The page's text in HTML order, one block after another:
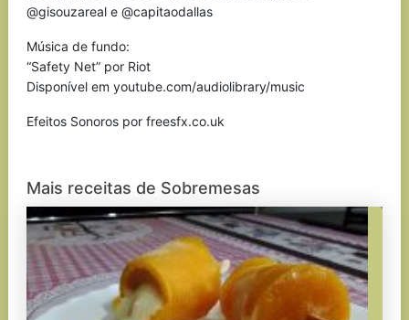
@gisouzareal e @capitaodallas
Música de fundo:
“Safety Net” por Riot
Disponível em youtube.com/audiolibrary/music
Efeitos Sonoros por freesfx.co.uk
Mais receitas de Sobremesas